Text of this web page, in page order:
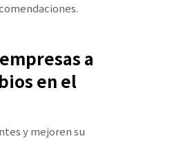
a
en el
y mejoren su